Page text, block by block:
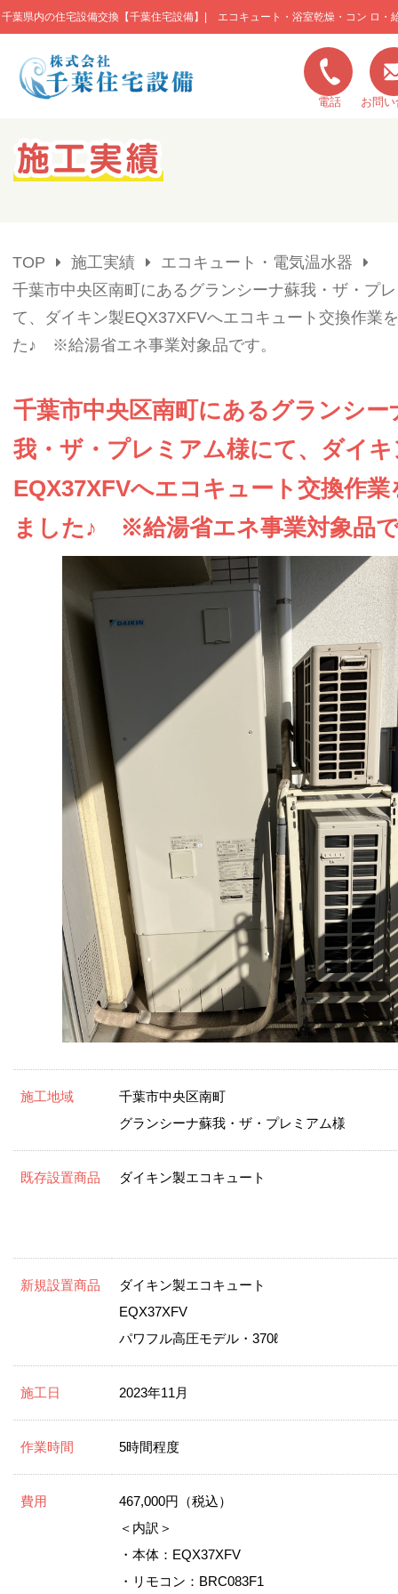
千葉県内の住宅設備交換【千葉住宅設備】| エコキュート・浴室乾燥・コン ロ・
電話 お問
キャンペーン一覧
弊社の特色
お問い合わせ
会社概要
TOP 施工実績
エコキュート・電気温水器
千葉市中央区南町にあるグランシーナ蘇我・ザ・プ
て、ダイキン製EQX37XFVへエコキュート交換作業
た♪ ※給湯省エネ事業対象品です。
千葉市中央区南町にあるグランシー
我・ザ・プレミアム様にて、ダイキ
EQX37XFVへエコキュート交換作業
ました♪ ※給湯省エネ事業対象品
施工地域
千葉市中央区南町
グランシーナ蘇我・ザ・プレミアム様
既存設置商品 ダイキン製エコキュート
新規設置商品
ダイキン製エコキュート
EQX37XFV
パワフル高圧モデル・370ℓ
施工日 2023年11月
作業時間 5時間程度
費用
467,000円（税込）
＜内訳＞
・本体：EQX37XFV
・リモコン：BRC083F1